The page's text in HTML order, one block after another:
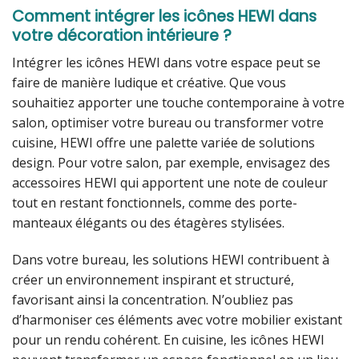
Comment intégrer les icônes HEWI dans
votre décoration intérieure ?
Intégrer les icônes HEWI dans votre espace peut se
faire de manière ludique et créative. Que vous
souhaitiez apporter une touche contemporaine à votre
salon, optimiser votre bureau ou transformer votre
cuisine, HEWI offre une palette variée de solutions
design. Pour votre salon, par exemple, envisagez des
accessoires HEWI qui apportent une note de couleur
tout en restant fonctionnels, comme des porte-
manteaux élégants ou des étagères stylisées.
Dans votre bureau, les solutions HEWI contribuent à
créer un environnement inspirant et structuré,
favorisant ainsi la concentration. N’oubliez pas
d’harmoniser ces éléments avec votre mobilier existant
pour un rendu cohérent. En cuisine, les icônes HEWI